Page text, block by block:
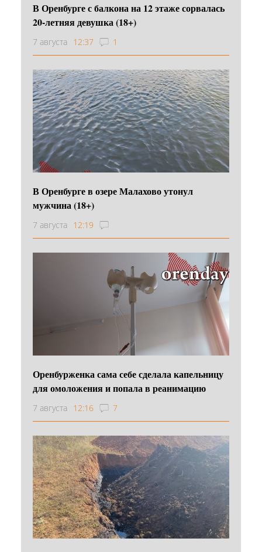
В Оренбурге с балкона на 12 этаже сорвалась
20-летняя девушка (18+)
7 августа 12:37 1
В Оренбурге в озере Малахово утонул
мужчина (18+)
7 августа 12:19
Оренбурженка сама себе сделала капельницу
для омоложения и попала в реанимацию
7 августа 12:16 7